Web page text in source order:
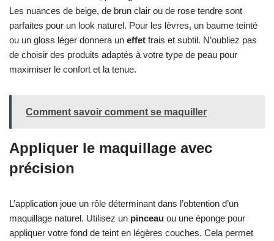
Les nuances de beige, de brun clair ou de rose tendre sont
parfaites pour un look naturel. Pour les lèvres, un baume teinté
ou un gloss léger donnera un effet frais et subtil. N’oubliez pas
de choisir des produits adaptés à votre type de peau pour
maximiser le confort et la tenue.
Comment savoir comment se maquiller
Appliquer le maquillage avec
précision
L’application joue un rôle déterminant dans l’obtention d’un
maquillage naturel. Utilisez un pinceau ou une éponge pour
appliquer votre fond de teint en légères couches. Cela permet